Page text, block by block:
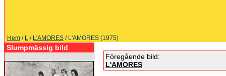
Hem / L / L'AMORES / L'AMORES (1975)
Slumpmässig bild
Föregående bild:
L'AMORES